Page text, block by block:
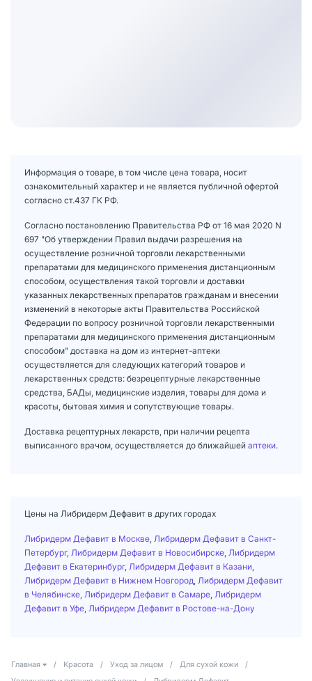
Информация о товаре, в том числе цена товара, носит
ознакомительный характер и не является публичной офертой
согласно ст.437 ГК РФ.
Согласно постановлению Правительства РФ от 16 мая 2020 N
697 "Об утверждении Правил выдачи разрешения на
осуществление розничной торговли лекарственными
препаратами для медицинского применения дистанционным
способом, осуществления такой торговли и доставки
указанных лекарственных препаратов гражданам и внесении
изменений в некоторые акты Правительства Российской
Федерации по вопросу розничной торговли лекарственными
препаратами для медицинского применения дистанционным
способом" доставка на дом из интернет-аптеки
осуществляется для следующих категорий товаров и
лекарственных средств: безрецептурные лекарственные
средства, БАДы, медицинские изделия, товары для дома и
красоты, бытовая химия и сопутствующие товары.
Доставка рецептурных лекарств, при наличии рецепта
выписанного врачом, осуществляется до ближайшей аптеки.
Цены на Либридерм Дефавит в других городах
Либридерм Дефавит в Москве Либридерм Дефавит в Санкт-
Петербург, Либридерм Дефавит в Новосибирске Либридерм
Дефавит в Екатеринбург, Либридерм Дефавит в Казани
Либридерм Дефавит в Нижнем Новгород Либридерм Дефавит
в Челябинске Либридерм Дефавит в Самаре Либридерм
Дефавит в Уфе Либридерм Дефавит в Ростове-на-Дону
Главная / Красота / Уход за лицом / Для сухой кожи
/